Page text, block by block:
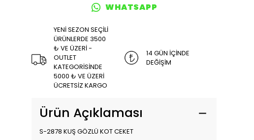
WHATSAPP
YENİ SEZON SEÇİLİ
ÜRÜNLERDE 3500
₺ VE ÜZERİ -
OUTLET
KATEGORİSİNDE
5000 ₺ VE ÜZERİ
ÜCRETSİZ KARGO
14 GÜN İÇİNDE
DEĞİŞİM
Ürün Açıklaması
S-2878 KUŞ GÖZLÜ KOT CEKET